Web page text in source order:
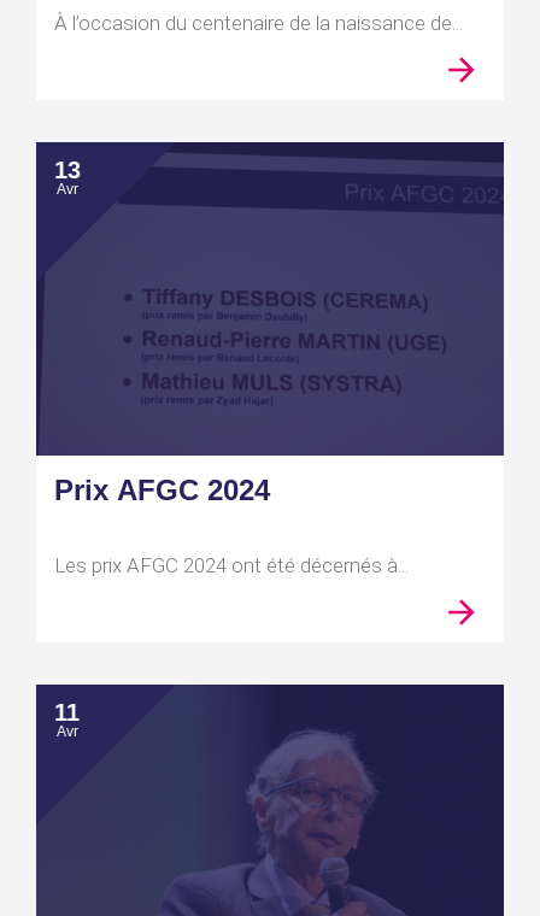
À l’occasion du centenaire de la naissance de...
13
Avr
Prix AFGC 2024
Les prix AFGC 2024 ont été décernés à...
11
Avr